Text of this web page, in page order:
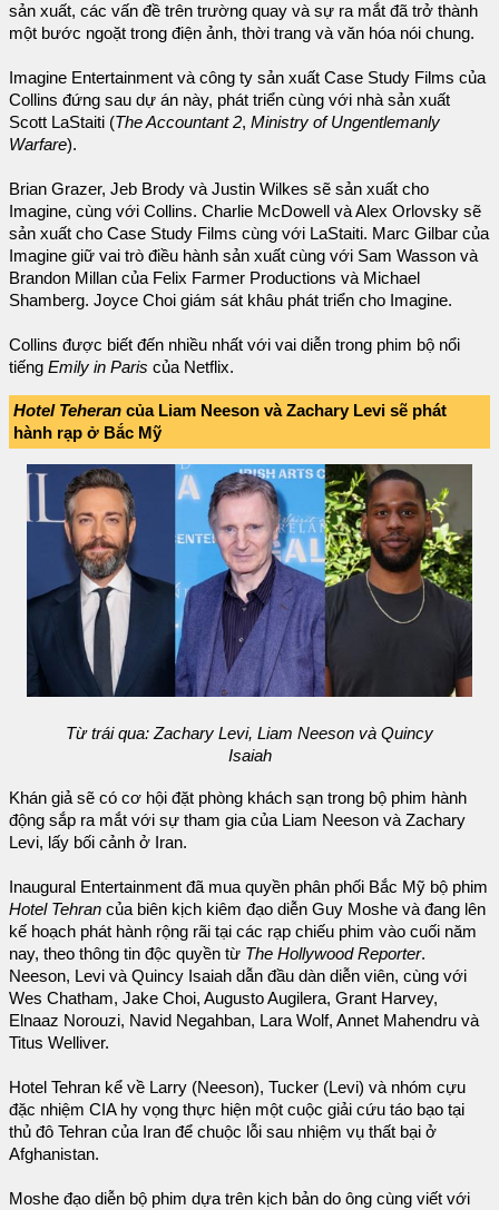
sản xuất, các vấn đề trên trường quay và sự ra mắt đã trở thành
một bước ngoặt trong điện ảnh, thời trang và văn hóa nói chung.
Imagine Entertainment và công ty sản xuất Case Study Films của
Collins đứng sau dự án này, phát triển cùng với nhà sản xuất
Scott LaStaiti (The Accountant 2, Ministry of Ungentlemanly
Warfare).
Brian Grazer, Jeb Brody và Justin Wilkes sẽ sản xuất cho
Imagine, cùng với Collins. Charlie McDowell và Alex Orlovsky sẽ
sản xuất cho Case Study Films cùng với LaStaiti. Marc Gilbar của
Imagine giữ vai trò điều hành sản xuất cùng với Sam Wasson và
Brandon Millan của Felix Farmer Productions và Michael
Shamberg. Joyce Choi giám sát khâu phát triển cho Imagine.
Collins được biết đến nhiều nhất với vai diễn trong phim bộ nổi
tiếng Emily in Paris của Netflix.
Hotel Teheran của Liam Neeson và Zachary Levi sẽ phát
hành rạp ở Bắc Mỹ
Từ trái qua: Zachary Levi, Liam Neeson và Quincy
Isaiah
Khán giả sẽ có cơ hội đặt phòng khách sạn trong bộ phim hành
động sắp ra mắt với sự tham gia của Liam Neeson và Zachary
Levi, lấy bối cảnh ở Iran.
Inaugural Entertainment đã mua quyền phân phối Bắc Mỹ bộ phim
Hotel Tehran của biên kịch kiêm đạo diễn Guy Moshe và đang lên
kế hoạch phát hành rộng rãi tại các rạp chiếu phim vào cuối năm
nay, theo thông tin độc quyền từ The Hollywood Reporter.
Neeson, Levi và Quincy Isaiah dẫn đầu dàn diễn viên, cùng với
Wes Chatham, Jake Choi, Augusto Augilera, Grant Harvey,
Elnaaz Norouzi, Navid Negahban, Lara Wolf, Annet Mahendru và
Titus Welliver.
Hotel Tehran kể về Larry (Neeson), Tucker (Levi) và nhóm cựu
đặc nhiệm CIA hy vọng thực hiện một cuộc giải cứu táo bạo tại
thủ đô Tehran của Iran để chuộc lỗi sau nhiệm vụ thất bại ở
Afghanistan.
Moshe đạo diễn bộ phim dựa trên kịch bản do ông cùng viết với